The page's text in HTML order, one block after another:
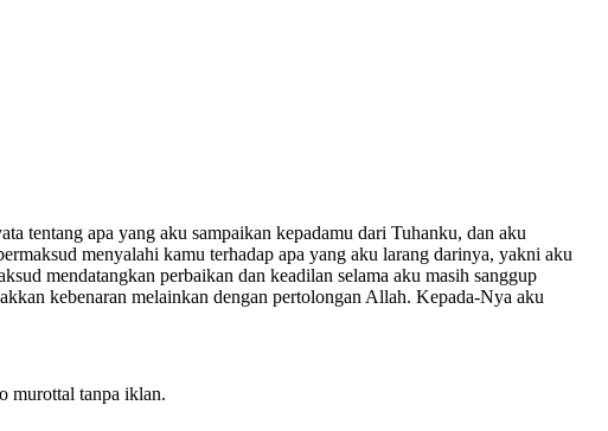
tentang apa yang aku sampaikan kepadamu dari Tuhanku, dan aku
menyalahi kamu terhadap apa yang aku larang darinya, yakni aku
mendatangkan perbaikan dan keadilan selama aku masih sanggup
kebenaran melainkan dengan pertolongan Allah. Kepada-Nya aku
murottal tanpa iklan.